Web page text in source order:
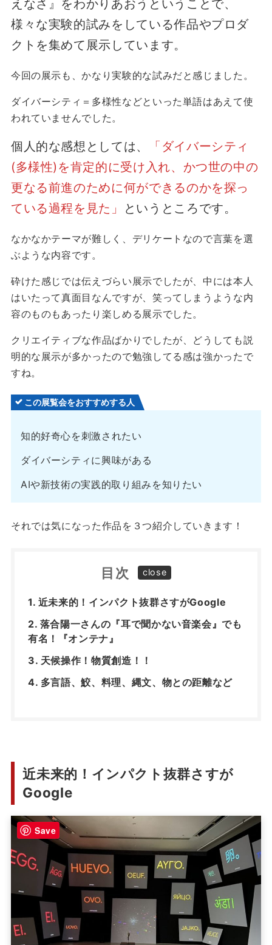
えなさ』をわかりあおうということで、
様々な実験的試みをしている作品やプロダ
クトを集めて展示しています。
今回の展示も、かなり実験的な試みだと感じました。
ダイバーシティ＝多様性などといった単語はあえて使
われていませんでした。
個人的な感想としては、
「ダイバーシティ
(多様性)を肯定的に受け入れ、かつ世の中の
更なる前進のために何ができるのかを探っ
ている過程を見た」
というところです。
なかなかテーマが難しく、デリケートなので言葉を選
ぶような内容です。
砕けた感じでは伝えづらい展示でしたが、中には本人
はいたって真面目なんですが、笑ってしまうような内
容のものもあったり楽しめる展示でした。
クリエイティブな作品ばかりでしたが、どうしても説
明的な展示が多かったので勉強してる感は強かったで
すね。
この展覧会をおすすめする人
知的好奇心を刺激されたい
ダイバーシティに興味がある
AIや新技術の実践的取り組みを知りたい
それでは気になった作品を３つ紹介していきます！
目次
近未来的！インパクト抜群さすがGoogle
落合陽一さんの『耳で聞かない音楽会』でも
有名！『オンテナ』
天候操作！物質創造！！
多言語、鮫、料理、縄文、物との距離など
近未来的！インパクト抜群さすが
Google
Save